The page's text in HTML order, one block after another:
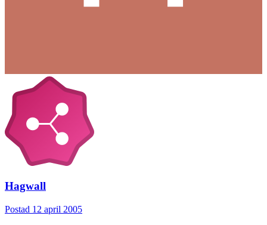
Hagwall
Postad 12 april 2005